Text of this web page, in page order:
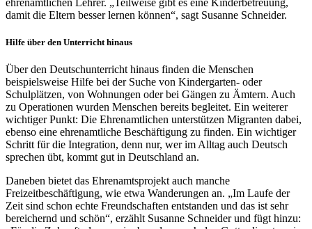
damit die Eltern besser lernen können“, sagt Susanne Schneider.
Hilfe über den Unterricht hinaus
Über den Deutschunterricht hinaus finden die Menschen
beispielsweise Hilfe bei der Suche von Kindergarten- oder
Schulplätzen, von Wohnungen oder bei Gängen zu Ämtern. Auch
zu Operationen wurden Menschen bereits begleitet. Ein weiterer
wichtiger Punkt: Die Ehrenamtlichen unterstützen Migranten dabei,
ebenso eine ehrenamtliche Beschäftigung zu finden. Ein wichtiger
Schritt für die Integration, denn nur, wer im Alltag auch Deutsch
sprechen übt, kommt gut in Deutschland an.
Daneben bietet das Ehrenamtsprojekt auch manche
Freizeitbeschäftigung, wie etwa Wanderungen an. „Im Laufe der
Zeit sind schon echte Freundschaften entstanden und das ist sehr
bereichernd und schön“, erzählt Susanne Schneider und fügt hinzu: